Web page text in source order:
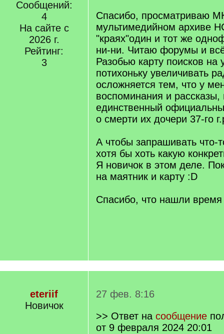
Сообщений:
4
На сайте с
2026 г.
Рейтинг:
3
Спасибо, просматриваю
мультимедийном архиве
"краях"один и тот же
ни-ни. Читаю форумы и
Разобью карту поисков на
потихоньку увеличивать
осложняется тем, что у
воспоминания и рассказы,
единственный
о смерти их дочери 37-го
А чтобы запрашивать что-
хотя бы хоть какую
Я новичок в этом деле.
на маятник и карту :D
Спасибо, что нашли время
eteriif
Новичок
27 фев. 8:16
>> Ответ на сообщение
от 9 февраля 2024 20:01